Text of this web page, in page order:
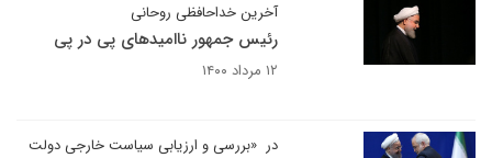
آخرین خداحافظی روحانی
رئیس جمهور ناامیدهای پی در پی
۱۲ مرداد ۱۴۰۰
در «بررسی و ارزیابی سیاست خارجی دولت